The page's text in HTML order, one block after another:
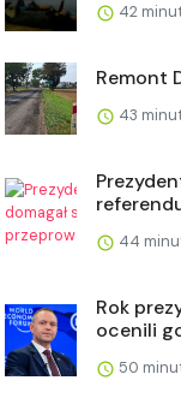
42
Remont
43
44
Rok
ocenili
50